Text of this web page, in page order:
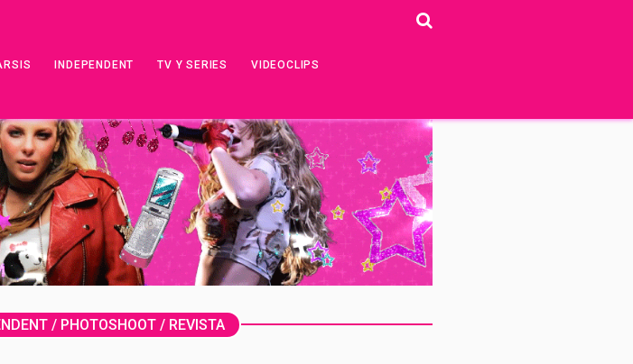
INDEPENDENT TV Y SERIES VIDEOCLIPS
/ PHOTOSHOOT/ REVISTA